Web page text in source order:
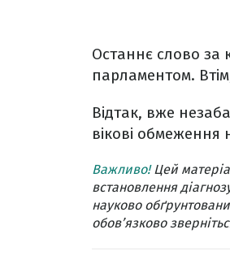
Останнє слово за
парламентом.
Відтак, вже
вікові обмеження
Важливо!Цей
встановлення
науково
обов’язково